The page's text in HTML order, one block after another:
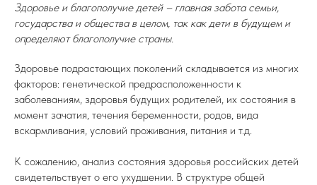
Здоровье и благополучие детей – главная забота семьи,
государства и общества в целом, так как дети в будущем и
определяют благополучие страны.
Здоровье подрастающих поколений складывается из многих
факторов: генетической предрасположенности к
заболеваниям, здоровья будущих родителей, их состояния в
момент зачатия, течения беременности, родов, вида
вскармливания, условий проживания, питания и т.д.
К сожалению, анализ состояния здоровья российских детей
свидетельствует о его ухудшении. В структуре общей